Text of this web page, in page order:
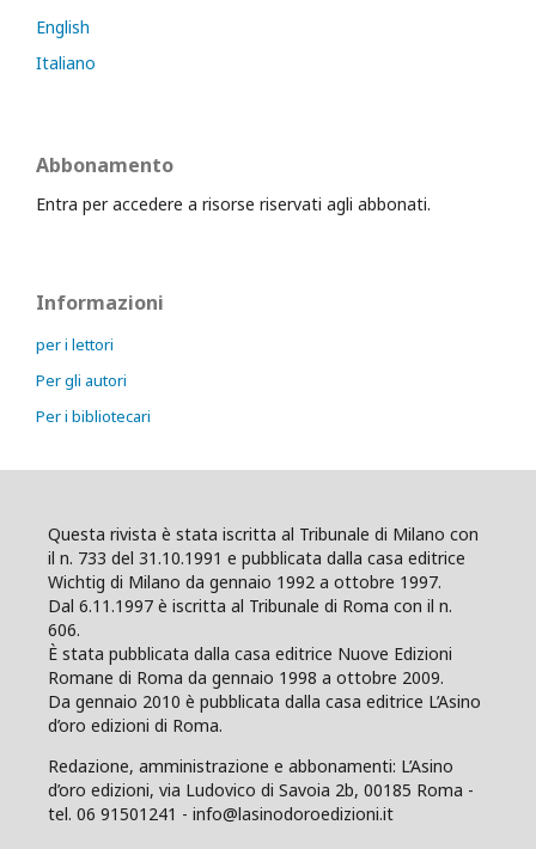
English
Italiano
Abbonamento
Entra per accedere a risorse riservati agli abbonati.
Informazioni
per i lettori
Per gli autori
Per i bibliotecari
Questa rivista è stata iscritta al Tribunale di Milano con
il n. 733 del 31.10.1991 e pubblicata dalla casa editrice
Wichtig di Milano da gennaio 1992 a ottobre 1997.
Dal 6.11.1997 è iscritta al Tribunale di Roma con il n.
606.
È stata pubblicata dalla casa editrice Nuove Edizioni
Romane di Roma da gennaio 1998 a ottobre 2009.
Da gennaio 2010 è pubblicata dalla casa editrice L’Asino
d’oro edizioni di Roma.
Redazione, amministrazione e abbonamenti: L’Asino
d’oro edizioni, via Ludovico di Savoia 2b, 00185 Roma -
tel. 06 91501241 - info@lasinodoroedizioni.it